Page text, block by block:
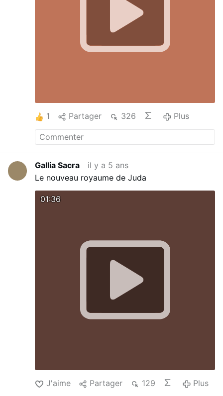
1 Partager 326 Plus
Gallia Sacra
il y a 5 ans
Le nouveau royaume de Juda
01:36
J'aime Partager 129 Plus